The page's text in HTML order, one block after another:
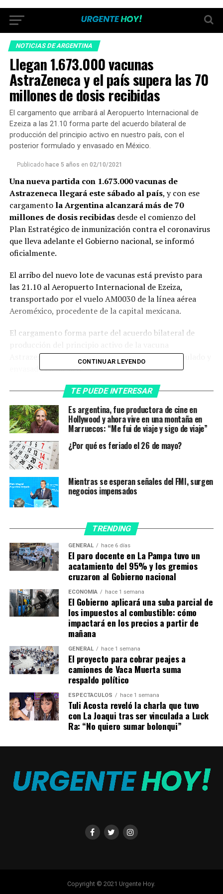
NOTICIAS DE ARGENTINA
Llegan 1.673.000 vacunas
AstraZeneca y el país supera las 70
millones de dosis recibidas
El cargamento que arribará al Aeropuerto Internacional de
Ezeiza a las 21.10 forma parte del acuerdo bilateral de
producción del principio activo en nuestro país, con el
posterior formulado y envasado en México.
Publicado hace 5 años en 02/10/2021
Una nueva partida con 1.673.000 vacunas de
Astrazeneca llegará este sábado al país, y con ese
cargamento la Argentina alcanzará más de 70
millones de dosis recibidasdesde el comienzo del
Plan Estratégico de inmunización contra el coronavirus
que lleva adelante el Gobierno nacional, se informó
oficialmente.
El arribo del nuevo lote de vacunas está previsto para
las 21.10 al Aeropuerto Internacional de Ezeiza,
transportado por el vuelo AM0030 de la línea aérea
Aeroméxico, procedente de la capital mexicana.
El cargamento forma parte del acuerdo bilateral de
Astrazeneca en nuestro país, y el posterior formulado y
envasado en México.
La nueva partida contará con 1.673.000 dosis de vacunas
De esta manera, entre el sábado último y el fin de esta
jornada habrán llegado al país 4.644.990 de vacunas
para continuar la campaña de inmunización de la
población contra el coronavirus.
Ese número se compone por las 1.440.000 dosis de
Sinopharm arribadas el sábado pasado; las 549.600 de
AstraZeneca, donadas por Canadá, que llegaron el
lunes; las 160.290 de Pfizer, que tocaron suelo
argentino el miércoles; y las 822.100 del acuerdo
bilateral con AstraZeneca, a las que suma la partida de
1.673.000 que llegará hoy.
Según las cifras del Monitor Público de Vacunación
actualizadas este sábado por la mañana, se
distribuyeron en todo el país un total de 57.419.814
dosis, de las cuales fueron aplicadas hasta el momento
52.396.912.
Unas 29.760.609 personas iniciaron su esquema de
vacunación y 22.636.279 ya tienen el esquema
completo.
TEMAS RELACIONADOS: ARGENTINA
DOSIS
A CONTINUACIÓN
Energías Renovables: el desafío de cambiar la matriz
eléctrica para proteger al planeta
variantes Delta, Gamma y Alfa
CONTINUAR LEYENDO
TE PUEDE INTERESAR
Es argentina, fue productora de cine en
Hollywood y ahora vive en una montaña en
Marruecos: “Me fui de viaje y sigo de viaje”
¿Por qué es feriado el 26 de mayo?
Mientras se esperan señales del FMI, surgen
negocios impensados
TRENDING
GENERAL hace 6 días
El paro docente en La Pampa tuvo un
acatamiento del 95% y los gremios
cruzaron al Gobierno nacional
ECONOMÍA hace 1 semana
El Gobierno aplicará una suba parcial de
los impuestos al combustible: cómo
impactará en los precios a partir de
mañana
GENERAL hace 1 semana
El proyecto para cobrar peajes a
camiones de Vaca Muerta suma
respaldo político
ESPECTÁCULOS hace 1 semana
Tuli Acosta reveló la charla que tuvo
con La Joaqui tras ser vinculada a Luck
Ra: “No quiero sumar bolonqui”
Copyright © 2021 Urgente Hoy.